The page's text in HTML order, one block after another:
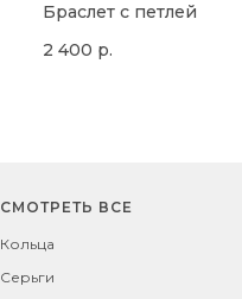
Браслет с петлей
2 400 р.
СМОТРЕТЬ ВСЕ
Кольца
Серьги